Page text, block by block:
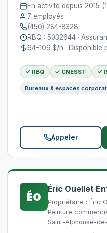
En activité depuis 2015
7 employés
(450) 284-8328
RBQ : 5032644 ·
64–109 $/h · Disponible
✓ RBQ ✓ CNESST ✓
Bureaux & espaces
Appeler
ÉO
Éric Ouellet
Propriétaire : Éric
Peinture
Saint-Alphonse-